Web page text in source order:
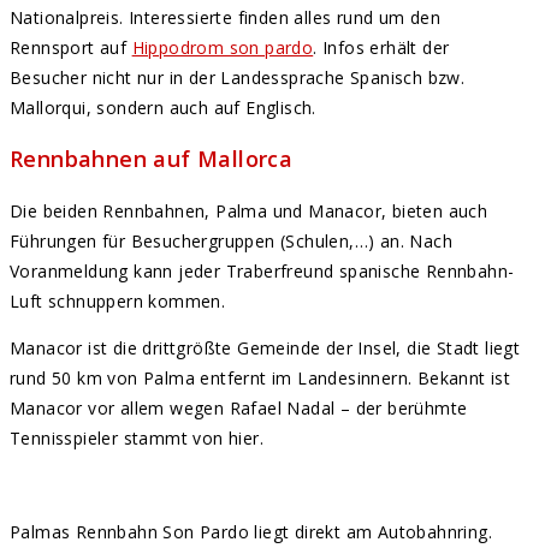
Nationalpreis. Interessierte finden alles rund um den
Rennsport auf Hippodrom son pardo. Infos erhält der
Besucher nicht nur in der Landessprache Spanisch bzw.
Mallorqui, sondern auch auf Englisch.
Rennbahnen auf Mallorca
Die beiden Rennbahnen, Palma und Manacor, bieten auch
Führungen für Besuchergruppen (Schulen,…) an. Nach
Voranmeldung kann jeder Traberfreund spanische Rennbahn-
Luft schnuppern kommen.
Manacor ist die drittgrößte Gemeinde der Insel, die Stadt liegt
rund 50 km von Palma entfernt im Landesinnern. Bekannt ist
Manacor vor allem wegen Rafael Nadal – der berühmte
Tennisspieler stammt von hier.
Palmas Rennbahn Son Pardo liegt direkt am Autobahnring.